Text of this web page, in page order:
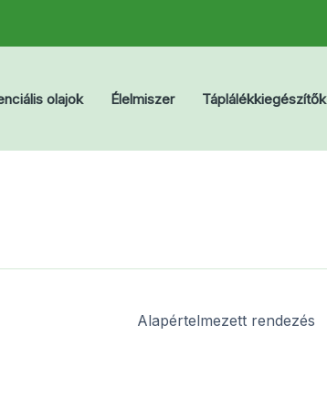
olajok Élelmiszer Táplálékkiegészítők